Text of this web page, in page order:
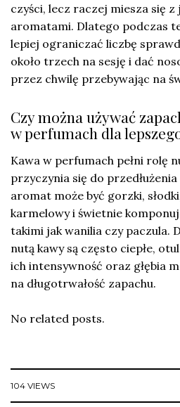
czyści, lecz raczej miesza się z
aromatami. Dlatego podczas
lepiej ograniczać liczbę
około trzech na sesję i dać
przez chwilę przebywając na
Czy można używać
w perfumach dla
Kawa w perfumach pełni rolę
przyczynia się do
aromat może być gorzki,
karmelowy i świetnie
takimi jak wanilia czy paczula.
nutą kawy są często ciepłe,
ich intensywność oraz głębia
na długotrwałość zapachu.
No related posts.
104 VIEWS